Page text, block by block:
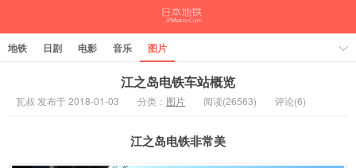
地铁 日剧 电影 音乐 图片
江之岛电铁车站概览
瓦叔 发布于 2018-01-03 分类： 图片 阅读(26563) 评论(6)
江之岛电铁非常美